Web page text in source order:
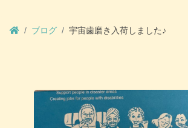
ブログ 宇宙歯磨き入荷しました♪